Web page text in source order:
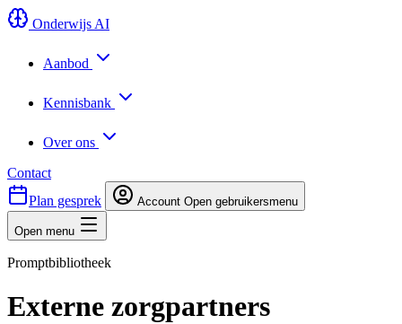
Onderwijs AI
Aanbod
Kennisbank
Over ons
Contact
Plan gesprek
Account Open gebruikersmenu
Open menu
Promptbibliotheek
Externe zorgpartners